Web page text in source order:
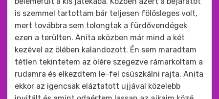
is szemmel tartottam bár teljesen fölösleges volt,
mert továbbra sem tolongtak a fürdővendégek
ezen a terülten. Anita eközben már mind a két
kezével az ölében kalandozott. Én sem maradtam
tétlen tekintetem az ölére szegezve rámarkoltam a
rudamra és elkezdtem le-fel csúszkálni rajta. Anita
ekkor az igencsak eláztatott ujjával közelebb